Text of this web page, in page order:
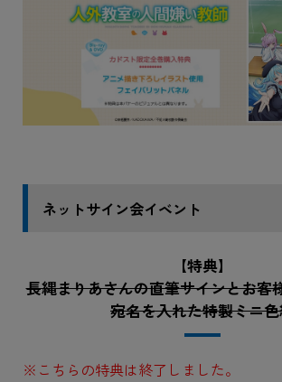
ネットサイン会イベント
【特典】
長縄まりあさんの直筆サインとお客
宛名を入れた特製ミニ
※こちらの特典は終了しました。